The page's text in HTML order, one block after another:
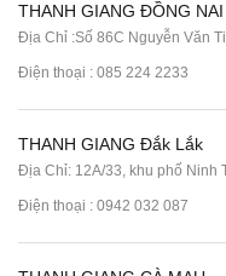
THANH GIANG ĐỒNG NAI
Địa Chỉ :Số 86C Nguyễn Văn
Điện thoại : 085 224 2233
THANH GIANG Đắk Lắk
Địa Chỉ: 12A/33, khu phố Ninh
Điện thoại : 0942 032 087